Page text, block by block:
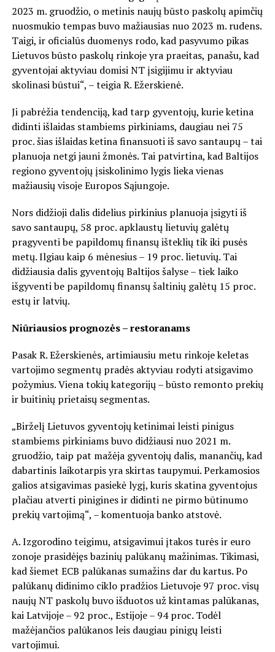
2023 m. gruodžio, o metinis naujų būsto paskolų apimčių
nuosmukio tempas buvo mažiausias nuo 2023 m. rudens.
Taigi, ir oficialūs duomenys rodo, kad pasyvumo pikas
Lietuvos būsto paskolų rinkoje yra praeitas, panašu, kad
gyventojai aktyviau domisi NT įsigijimu ir aktyviau
skolinasi būstui“, – teigia R. Ežerskienė.
Ji pabrėžia tendenciją, kad tarp gyventojų, kurie ketina
didinti išlaidas stambiems pirkiniams, daugiau nei 75
proc. šias išlaidas ketina finansuoti iš savo santaupų – tai
planuoja netgi jauni žmonės. Tai patvirtina, kad Baltijos
regiono gyventojų įsiskolinimo lygis lieka vienas
mažiausių visoje Europos Sąjungoje.
Nors didžioji dalis didelius pirkinius planuoja įsigyti iš
savo santaupų, 58 proc. apklaustų lietuvių galėtų
pragyventi be papildomų finansų išteklių tik iki pusės
metų. Ilgiau kaip 6 mėnesius – 19 proc. lietuvių. Tai
didžiausia dalis gyventojų Baltijos šalyse – tiek laiko
išgyventi be papildomų finansų šaltinių galėtų 15 proc.
estų ir latvių.
Niūriausios prognozės – restoranams
Pasak R. Ežerskienės, artimiausiu metu rinkoje keletas
vartojimo segmentų pradės aktyviau rodyti atsigavimo
požymius. Viena tokių kategorijų – būsto remonto prekių
ir buitinių prietaisų segmentas.
„Birželį Lietuvos gyventojų ketinimai leisti pinigus
stambiems pirkiniams buvo didžiausi nuo 2021 m.
gruodžio, taip pat mažėja gyventojų dalis, manančių, kad
dabartinis laikotarpis yra skirtas taupymui. Perkamosios
galios atsigavimas pasiekė lygį, kuris skatina gyventojus
plačiau atverti pinigines ir didinti ne pirmo būtinumo
prekių vartojimą“, – komentuoja banko atstovė.
A. Izgorodino teigimu, atsigavimui įtakos turės ir euro
zonoje prasidėjęs bazinių palūkanų mažinimas. Tikimasi,
kad šiemet ECB palūkanas sumažins dar du kartus. Po
palūkanų didinimo ciklo pradžios Lietuvoje 97 proc. visų
naujų NT paskolų buvo išduotos už kintamas palūkanas,
kai Latvijoje – 92 proc., Estijoje – 94 proc. Todėl
mažėjančios palūkanos leis daugiau pinigų leisti
vartojimui.